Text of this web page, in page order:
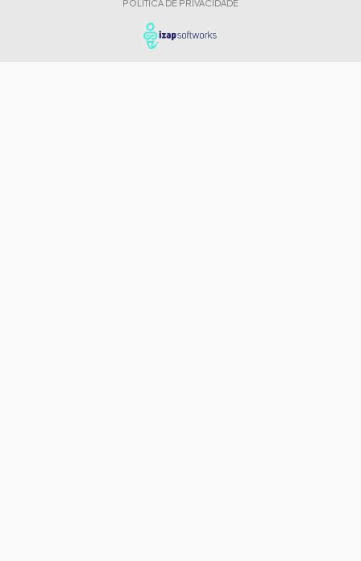
POLÍTICA DE PRIVACIDADE